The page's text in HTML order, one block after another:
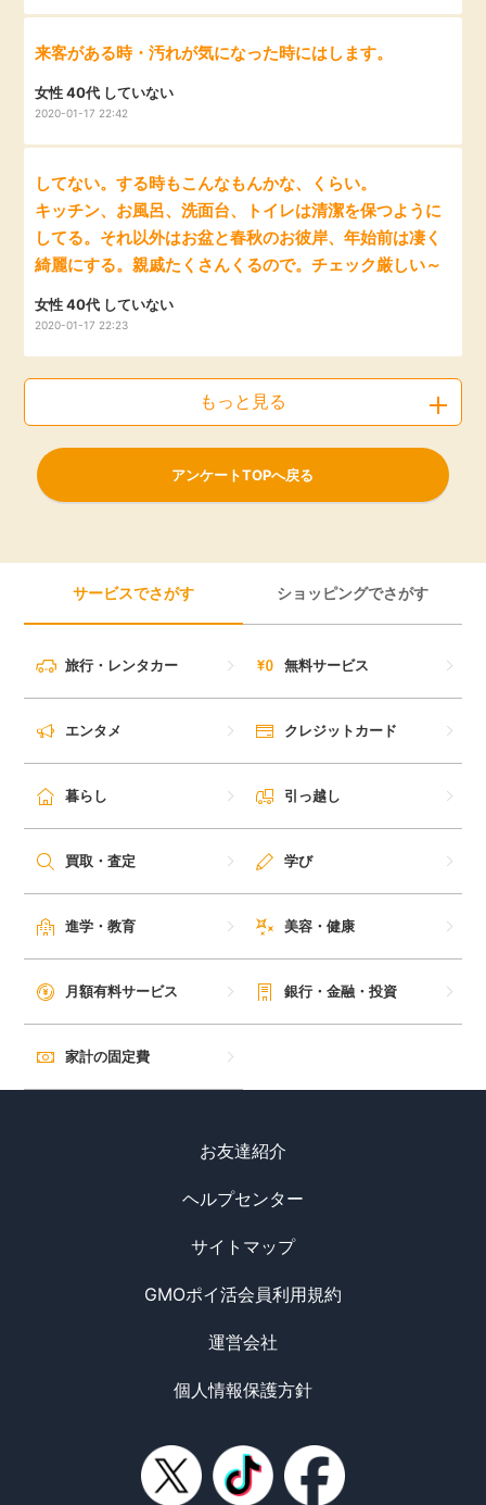
来客がある時・汚れが気になった時にはします。
女性 40代 していない
2020-01-17 22:42
してない。する時もこんなもんかな、くらい。
キッチン、お風呂、洗面台、トイレは清潔を保つように
してる。それ以外はお盆と春秋のお彼岸、年始前は凄く
綺麗にする。親戚たくさんくるので。チェック厳しい～
女性 40代 していない
2020-01-17 22:23
もっと見る
アンケートTOPへ戻る
サービスでさがす ショッピングでさがす
旅行・レンタカー 無料サービス
エンタメ クレジットカード
暮らし 引っ越し
買取・査定 学び
進学・教育 美容・健康
月額有料サービス 銀行・金融・投資
家計の固定費
お友達紹介
ヘルプセンター
サイトマップ
GMOポイ活会員利用規約
運営会社
個人情報保護方針